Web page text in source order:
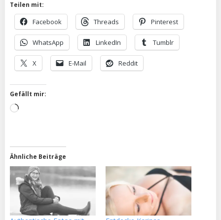
Teilen mit:
Facebook Threads Pinterest
WhatsApp LinkedIn Tumblr
X E-Mail Reddit
Gefällt mir:
Wird
Ähnliche Beiträge